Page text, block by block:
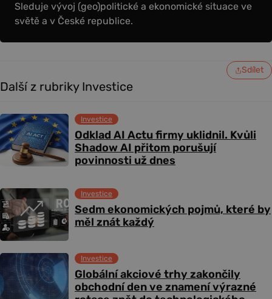
Sleduje vývoj (geo)politické a ekonomické situace ve
světě a v České republice.
Sdílet
Další z rubriky Investice
Odklad AI Actu firmy uklidnil. Kvůli
Shadow AI přitom porušují
povinnosti už dnes
Investice
Sedm ekonomických pojmů, které by
měl znát každý
Investice
Globální akciové trhy zakončily
obchodní den ve znamení výrazné
Investice